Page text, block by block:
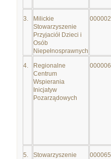
3.
Milickie
Stowarzyszenie
Przyjaciół Dzieci i
Osób
Niepełnosprawnych
4.
Regionalne
Centrum
Wspierania
Inicjatyw
Pozarządowych
5.
Stowarzyszenie